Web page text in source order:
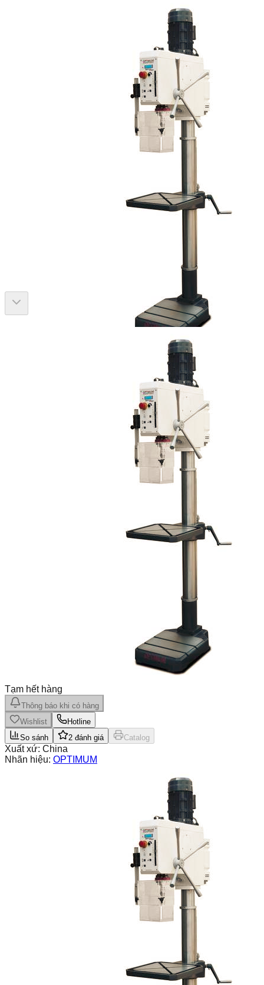
Tạm hết hàng
Thông báo khi có hàng
Wishlist
Hotline
So sánh
2 đánh giá Catalog
Xuất xứ: China
Nhãn hiệu: OPTIMUM